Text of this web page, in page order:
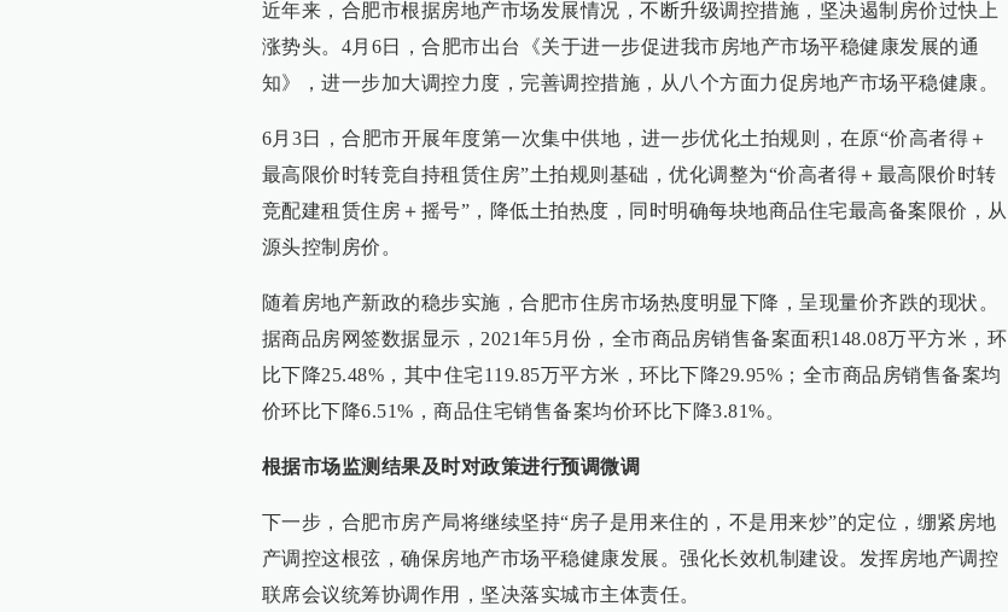
近年来，合肥市根据房地产市场发展情况，不断升级调控措施，坚决遏制房价过快上
涨势头。4月6日，合肥市出台《关于进一步促进我市房地产市场平稳健康发展的通
知》，进一步加大调控力度，完善调控措施，从八个方面力促房地产市场平稳健康。
6月3日，合肥市开展年度第一次集中供地，进一步优化土拍规则，在原“价高者得＋
最高限价时转竞自持租赁住房”土拍规则基础，优化调整为“价高者得＋最高限价时转
竞配建租赁住房＋摇号”，降低土拍热度，同时明确每块地商品住宅最高备案限价，从
源头控制房价。
随着房地产新政的稳步实施，合肥市住房市场热度明显下降，呈现量价齐跌的现状。
据商品房网签数据显示，2021年5月份，全市商品房销售备案面积148.08万平方米，环
比下降25.48%，其中住宅119.85万平方米，环比下降29.95%；全市商品房销售备案均
价环比下降6.51%，商品住宅销售备案均价环比下降3.81%。
根据市场监测结果及时对政策进行预调微调
下一步，合肥市房产局将继续坚持“房子是用来住的，不是用来炒”的定位，绷紧房地
产调控这根弦，确保房地产市场平稳健康发展。强化长效机制建设。发挥房地产调控
联席会议统筹协调作用，坚决落实城市主体责任。